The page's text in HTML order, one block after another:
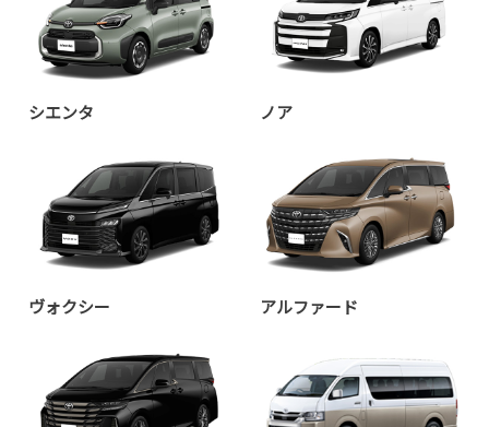
シエンタ ノア
ヴォクシー アルファード